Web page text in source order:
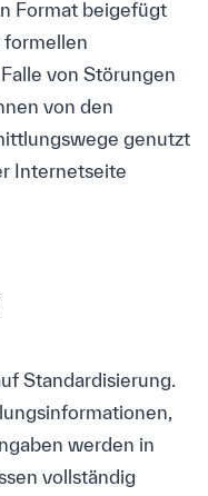
Format beigefügt
formellen
von Störungen
von den
genutzt
Internetseite
Standardisierung.
werden in
vollständig